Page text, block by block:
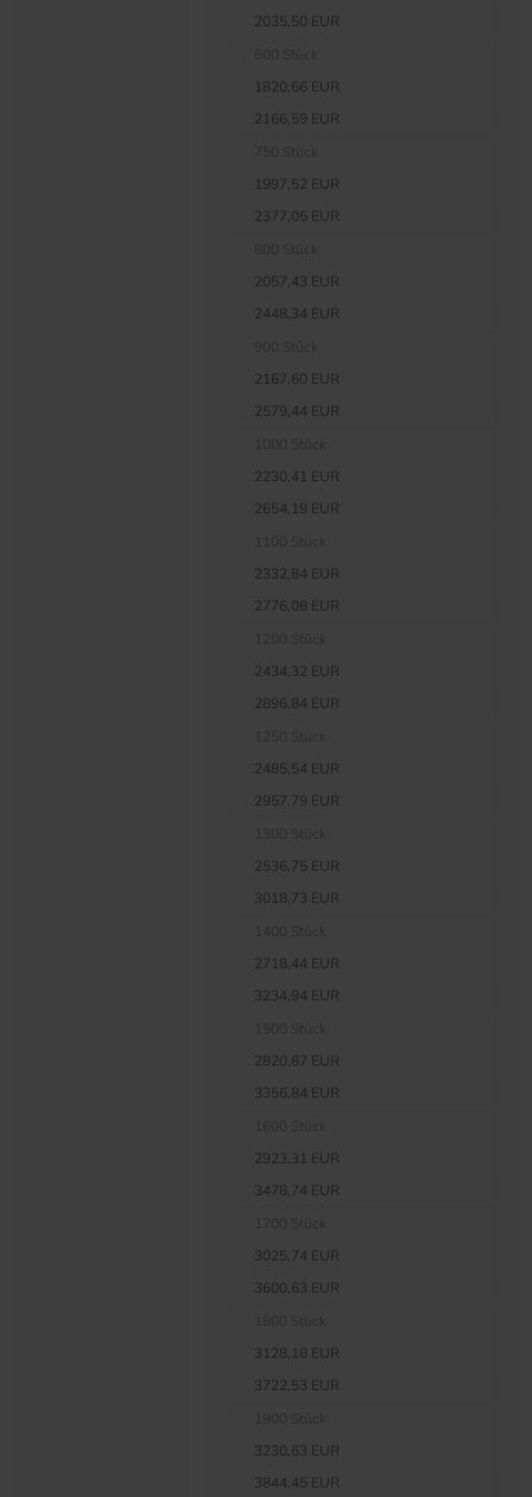
2035,50 EUR
1820,66 EUR
2166,59 EUR
1997,52 EUR
2377,05 EUR
2057,43 EUR
2448,34 EUR
2167,60 EUR
2579,44 EUR
2230,41 EUR
2654,19 EUR
2332,84 EUR
2776,08 EUR
2434,32 EUR
2896,84 EUR
2485,54 EUR
2957,79 EUR
2536,75 EUR
3018,73 EUR
2718,44 EUR
3234,94 EUR
2820,87 EUR
3356,84 EUR
2923,31 EUR
3478,74 EUR
3025,74 EUR
3600,63 EUR
3128,18 EUR
3722,53 EUR
3230,63 EUR
3844,45 EUR